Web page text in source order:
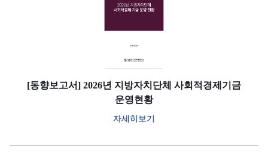
[동향보고서] 2026년 지방자치단체 사회적경제기금
운영현황
자세히보기